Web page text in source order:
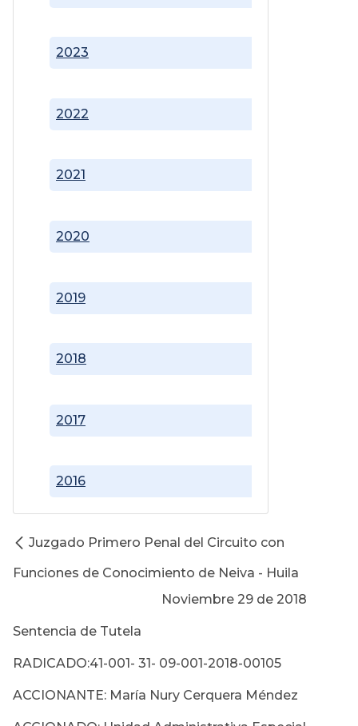
2016
2017
2018
2019
2020
2021
2022
2023
Juzgado Primero Penal del Circuito con
Funciones de Conocimiento de Neiva - Huila
Noviembre 29 de 2018
Sentencia de Tutela
RADICADO:41-001- 31- 09-001-2018-00105
ACCIONANTE: María Nury Cerquera Méndez